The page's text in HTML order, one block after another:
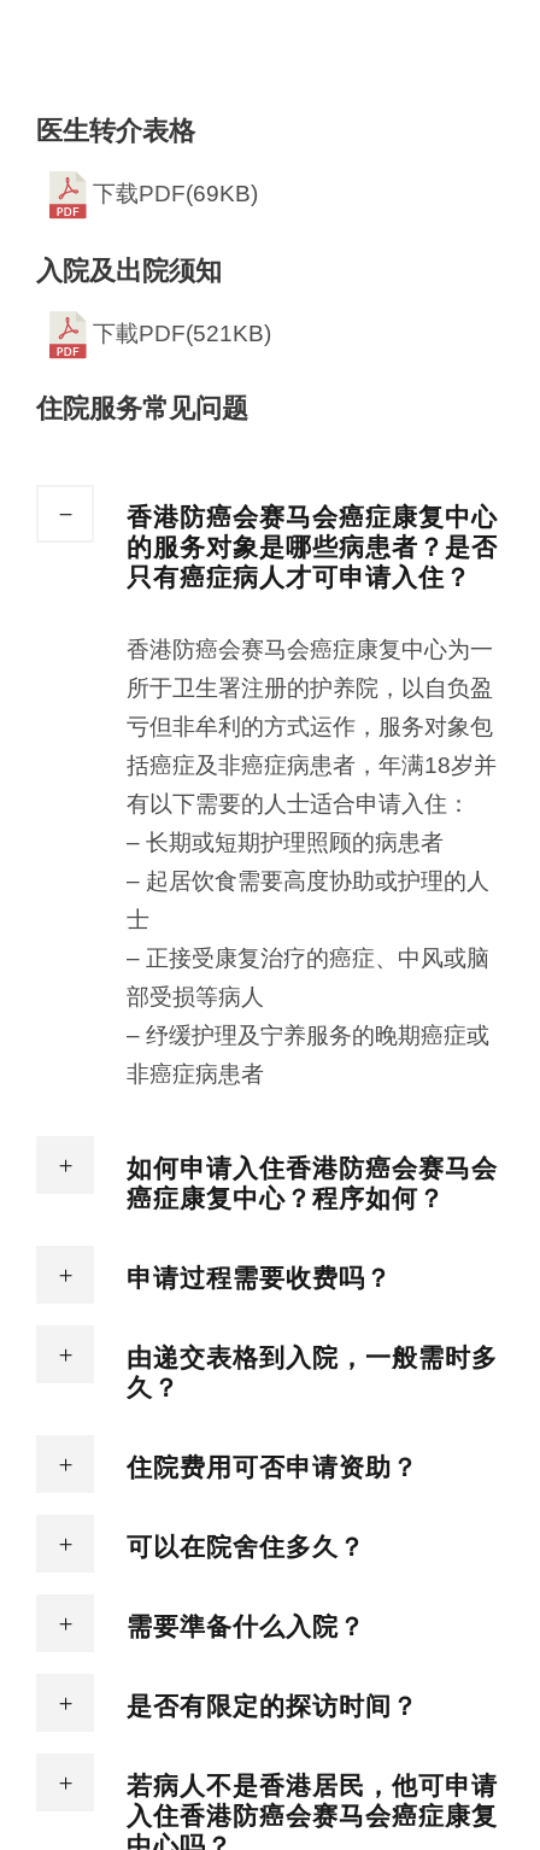
医生转介表格
下载PDF(69KB)
入院及出院须知
下載PDF(521KB)
住院服务常见问题
香港防癌会赛马会癌症康复中心
的服务对象是哪些病患者？是否
只有癌症病人才可申请入住？
香港防癌会赛马会癌症康复中心为一
所于卫生署注册的护养院，以自负盈
亏但非牟利的方式运作，服务对象包
括癌症及非癌症病患者，年满18岁并
有以下需要的人士适合申请入住：
– 长期或短期护理照顾的病患者
– 起居饮食需要高度协助或护理的人
士
– 正接受康复治疗的癌症、中风或脑
部受损等病人
– 纾缓护理及宁养服务的晚期癌症或
非癌症病患者
如何申请入住香港防癌会赛马会
癌症康复中心？程序如何？
申请过程需要收费吗？
由递交表格到入院，一般需时多
久？
住院费用可否申请资助？
可以在院舍住多久？
需要準备什么入院？
是否有限定的探访时间？
若病人不是香港居民，他可申请
入住香港防癌会赛马会癌症康复